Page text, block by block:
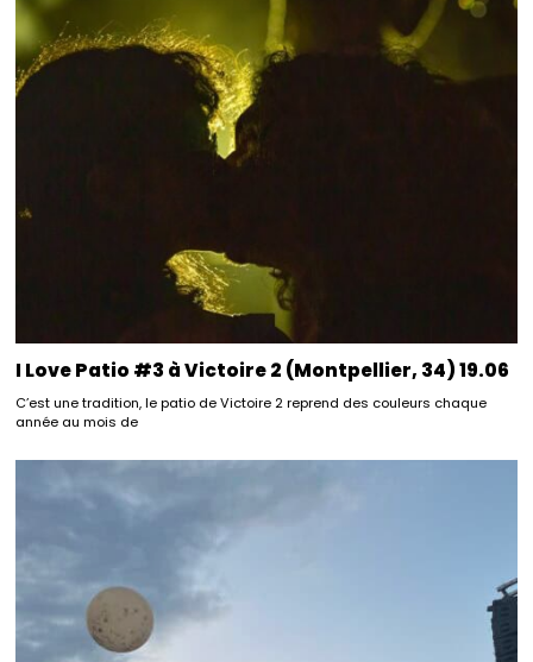
I Love Patio #3 à Victoire 2 (Montpellier, 34) 19.06
C’est une tradition, le patio de Victoire 2 reprend des couleurs chaque
année au mois de